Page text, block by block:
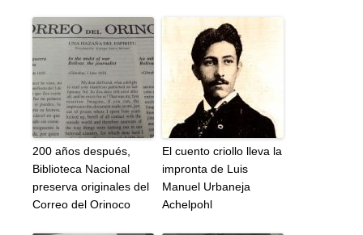
200 años después,
Biblioteca Nacional
preserva originales del
Correo del Orinoco
El cuento criollo lleva la
impronta de Luis
Manuel Urbaneja
Achelpohl